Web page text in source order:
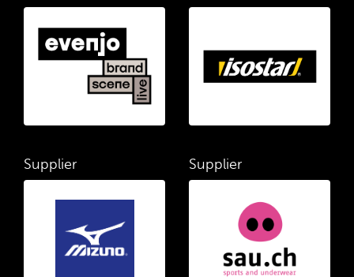
Supplier Supplier